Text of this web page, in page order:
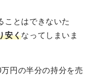
ことはできないた
安くなってしまいま
円の半分の持分を売